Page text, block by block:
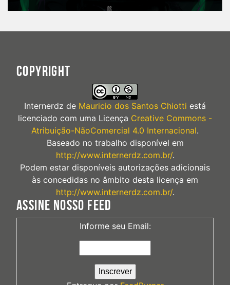
COPYRIGHT
Internerdz de Mauricio dos Santos Chiotti está
licenciado com uma Licença Creative Commons -
Atribuição-NãoComercial 4.0 Internacional.
Baseado no trabalho disponível em
http://www.internerdz.com.br/.
Podem estar disponíveis autorizações adicionais
às concedidas no âmbito desta licença em
http://www.internerdz.com.br/.
ASSINE NOSSO FEED
Informe seu Email: